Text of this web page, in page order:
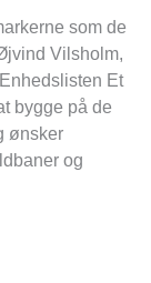
som de
Vilsholm,
Et
bygge på de
ønsker
og